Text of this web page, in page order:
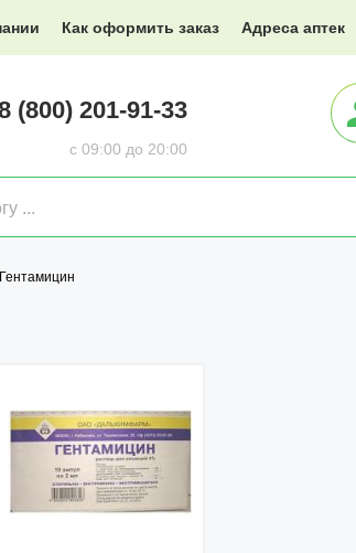
Как оформить заказ Адреса аптек
с 09:00 до 20:00
(800) 201-91-33
Гентамицин